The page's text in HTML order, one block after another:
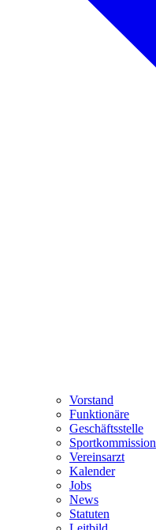
Vorstand
Funktionäre
Geschäftsstelle
Sportkommission
Vereinsarzt
Kalender
Jobs
News
Statuten